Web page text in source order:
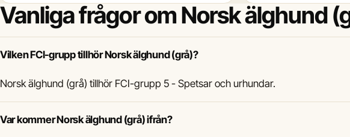
Vanliga frågor om Norsk älghund
Vilken FCI-grupp tillhör Norsk älghund (grå)?
Norsk älghund (grå) tillhör FCI-grupp 5 - Spetsar och urhundar.
Var kommer Norsk älghund (grå) ifrån?